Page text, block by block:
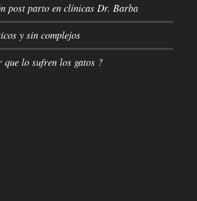
post parto en clínicas Dr. Barba
y sin complejos
lo sufren los gatos ?